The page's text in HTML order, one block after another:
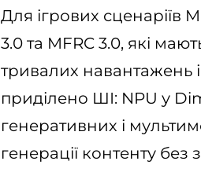
Для ігрових сценаріїв
3.0 та MFRC 3.0, які
тривалих навантажень і
приділено ШІ: NPU у
генеративних і
генерації контенту